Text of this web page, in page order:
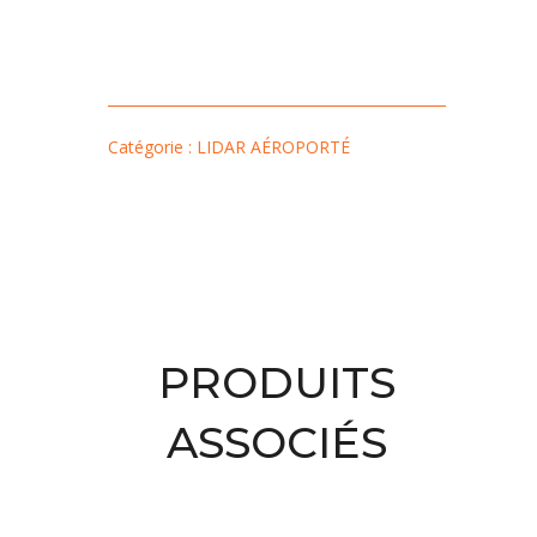
Catégorie : LIDAR AÉROPORTÉ
PRODUITS
ASSOCIÉS